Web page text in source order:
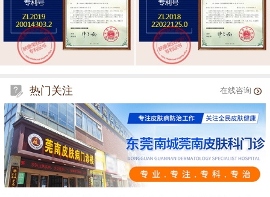
热门关注 在线咨询